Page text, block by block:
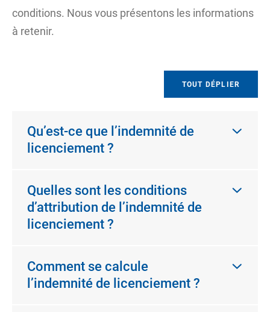
conditions. Nous vous présentons les informations
à retenir.
TOUT DÉPLIER
Qu’est-ce que l’indemnité de
licenciement ?
Quelles sont les conditions
d’attribution de l’indemnité de
licenciement ?
Comment se calcule
l’indemnité de licenciement ?